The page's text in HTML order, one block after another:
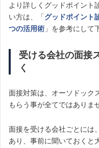
より詳しくグッドポイント
い方は、「グッドポイント
つの活用術 」を参考にして
受ける会社の面接
く
面接対策は、オーソドック
もらう事が全てではありま
面接を受ける会社ごとには
あり、事前に聞いておくと